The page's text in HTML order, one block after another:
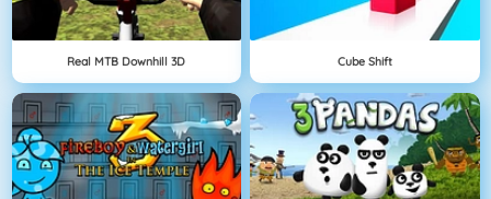
Real MTB Downhill 3D Cube Shift